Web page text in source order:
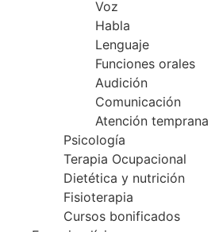
Voz
Habla
Lenguaje
Funciones orales
Audición
Comunicación
Atención temprana
Psicología
Terapia Ocupacional
Dietética y nutrición
Fisioterapia
Cursos bonificados